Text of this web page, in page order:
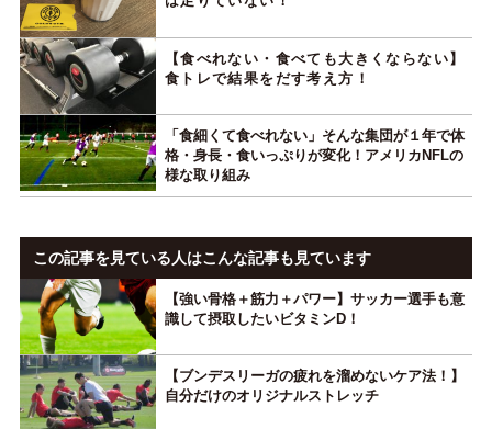
【食べれない・食べても大きくならない】
食トレで結果をだす考え方！
「食細くて食べれない」そんな集団が１年で体
格・身長・食いっぷりが変化！アメリカNFLの
様な取り組み
この記事を見ている人はこんな記事も見ています
【強い骨格＋筋力＋パワー】サッカー選手も意
識して摂取したいビタミンD！
【ブンデスリーガの疲れを溜めないケア法！】
自分だけのオリジナルストレッチ